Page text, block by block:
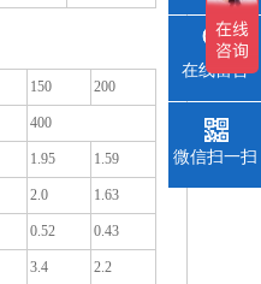
150 200
400
1.95 1.59
2.0 1.63
0.52 0.43
3.4 2.2
在线留言
微信扫一扫